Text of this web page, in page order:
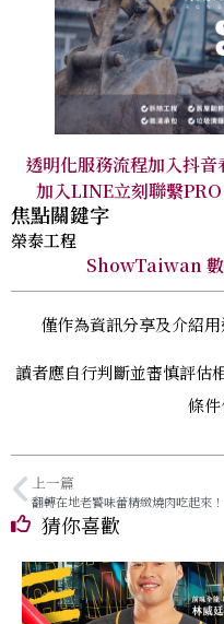
透明化服務流程加入抖音
加入LINE立刻聯繫
焦點關鍵字
榮泰工程
ShowTaiwan 數
僅作為資訊分享及介紹
讀者應自行判斷並審慎評估
條件
上一篇
猜你喜歡